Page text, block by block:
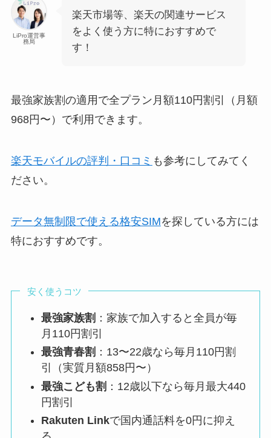
LiPro運営事
務局
楽天市場等、楽天の関連サービス
をよく使う方に特におすすめで
す！
最強家族割の適用で全プラン月額110円割引（月額
968円〜）で利用できます。
楽天モバイルの評判・口コミ も参考にしてみてく
ださい。
データ無制限で使える格安SIMを探している方には
特におすすめです。
安く使うコツ
最強家族割 ：家族で加入すると全員が毎
月110円割引
最強青春割 ：13〜22歳なら毎月110円割
引（実質月額858円〜）
最強こども割 ：12歳以下なら毎月最大440
円割引
Rakuten Linkで国内通話料を0円に抑え